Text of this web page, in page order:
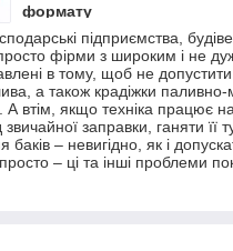
формату
підприємства,
просто фірми з широким і не
в тому, щоб не
а також крадіжки
А втім, якщо техніка працює
звичайної заправки, ганяти її
баків – невигідно, як і
– ці та інші проблеми